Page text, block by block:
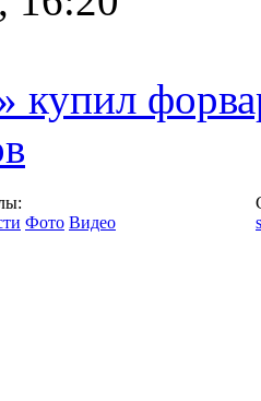
купил
Фото Видео